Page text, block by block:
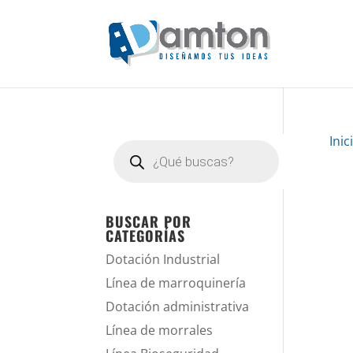
productos
BUSCAR POR
CATEGORÍAS
Dotación Industrial
Línea de marroquinería
Dotación administrativa
Línea de morrales